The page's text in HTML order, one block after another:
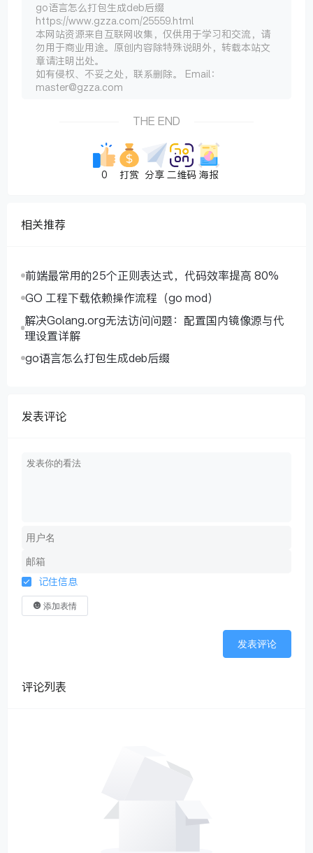
go语言怎么打包生成deb后缀
https://www.gzza.com/25559.html
本网站资源来自互联网收集，仅供用于学习和交流，请
勿用于商业用途。原创内容除特殊说明外，转载本站文
章请注明出处。
如有侵权、不妥之处，联系删除。 Email：
master@gzza.com
THE END
0 打赏 分享 二维码 海报
相关推荐
前端最常用的25个正则表达式，代码效率提高 80%
GO 工程下载依赖操作流程（go mod）
解决Golang.org无法访问问题：配置国内镜像源与代
理设置详解
go语言怎么打包生成deb后缀
发表评论
记住信息
添加表情
发表评论
评论列表